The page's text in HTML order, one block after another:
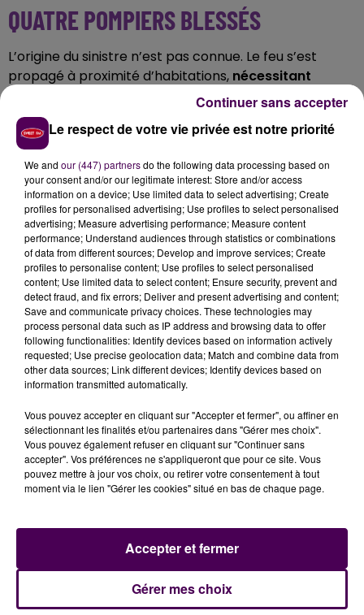
QUATRE POMPIERS BLESSÉS
L’origine du sinistre n’est pas connue. Le feu s’est
propagé à proximité d’habitations, nécessitant
l’évacuation de 44 personnes vers la salle des fêtes
de la commune
pompiers ont été mobilisés : quatre d’entre eux ont
été légèrement blessés au cours de l’intervention, qui
devait se poursuivre"toute la nuit"selon la préfecture.
Cet élément est masqué compte-tenu du refus
du dépôt de cookies que vous avez exprimé. Si
vous souhaitez l'afficher, merci de nous donner
votre accord en cliquant sur le bouton ci-
dessous.
Afficher l'élément
Le respect de votre vie privée est notre priorité
We and our (447) partnersdo the following data processing based on
your consent and/or our legitimate interest: Store and/or access
information on a device; Use limited data to select advertising; Create
profiles for personalised advertising; Use profiles to select personalised
advertising; Measure advertising performance; Measure content
performance; Understand audiences through statistics or combinations
of data from different sources; Develop and improve services; Create
profiles to personalise content; Use profiles to select personalised
content; Use limited data to select content; Ensure security, prevent and
detect fraud, and fix errors; Deliver and present advertising and content;
Save and communicate privacy choices. These technologies may
process personal data such as IP address and browsing data to offer
following functionalities: Identify devices based on information actively
requested; Use precise geolocation data; Match and combine data from
other data sources; Link different devices; Identify devices based on
information transmitted automatically.
Vous pouvez accepter en cliquant sur "Accepter et fermer", ou affiner en
sélectionnant les finalités et/ou partenaires dans "Gérer mes choix".
Vous pouvez également refuser en cliquant sur "Continuer sans
accepter". Vos préférences ne s'appliqueront que pour ce site. Vous
pouvez mettre à jour vos choix, ou retirer votre consentement à tout
moment via le lien "Gérer les cookies" situé en bas de chaque page.
Gérer mes choix
Accepter et fermer
Continuer sans accepter